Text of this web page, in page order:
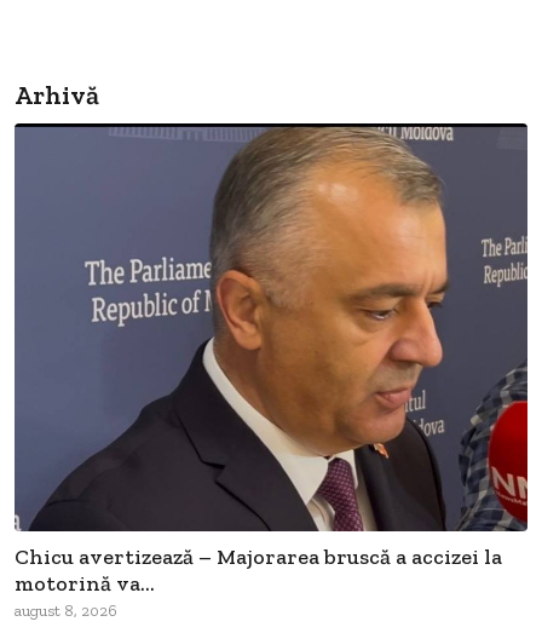
Arhivă
Chicu avertizează – Majorarea bruscă a accizei la
motorină va...
august 8, 2026